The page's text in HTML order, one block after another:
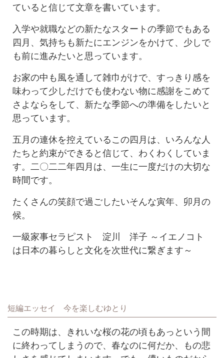
ていると信じて文章を書いています。
入学や就職などの新たなスタートの季節でもある
四月、気持ちも新たにエンジンをかけて、少しで
も前に進みたいと思っています。
お家の中も風を通して雑巾がけで、すっきり感を
味わって少しだけでも使わない物に感謝をこめて
さよならをして、新たな季節への準備をしたいと
思っています。
五月の連休を控えているこの四月は、いろんな人
たちと約束ができると信じて、わくわくしていま
す。二〇二二年四月は、一生に一度だけの大切な
時間です。
たくさんの笑顔で過ごしたいそんな寅年、卯月の
候。
一級家事セラピスト 淀川 洋子 ～イエノコト
は日本の暮らしと文化を次世代に繋ぎます～
短編エッセイ 今を楽しむゆとり
この時期は、きれいな桜の花の頃もあっという間
に終わってしまうので、春なのに何だか、もの悲